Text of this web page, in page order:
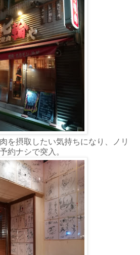
を摂取したい気持ちになり、ノリ
約ナシで突入。